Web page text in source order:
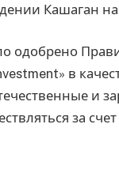
Кашаган
одобрено
в
и
за